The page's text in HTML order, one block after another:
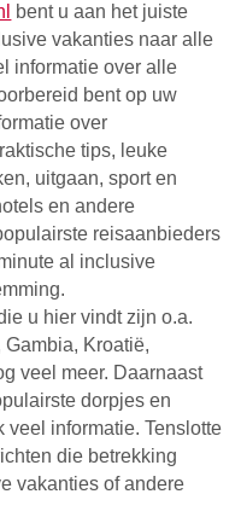
bent u aan het juiste
vakanties naar alle
informatie over alle
bent op uw
over
tips, leuke
uitgaan, sport en
en andere
reisaanbieders
al inclusive
u hier vindt zijn o.a.
Kroatië,
veel meer. Daarnaast
dorpjes en
veel informatie. Tenslotte
die betrekking
vakanties of andere